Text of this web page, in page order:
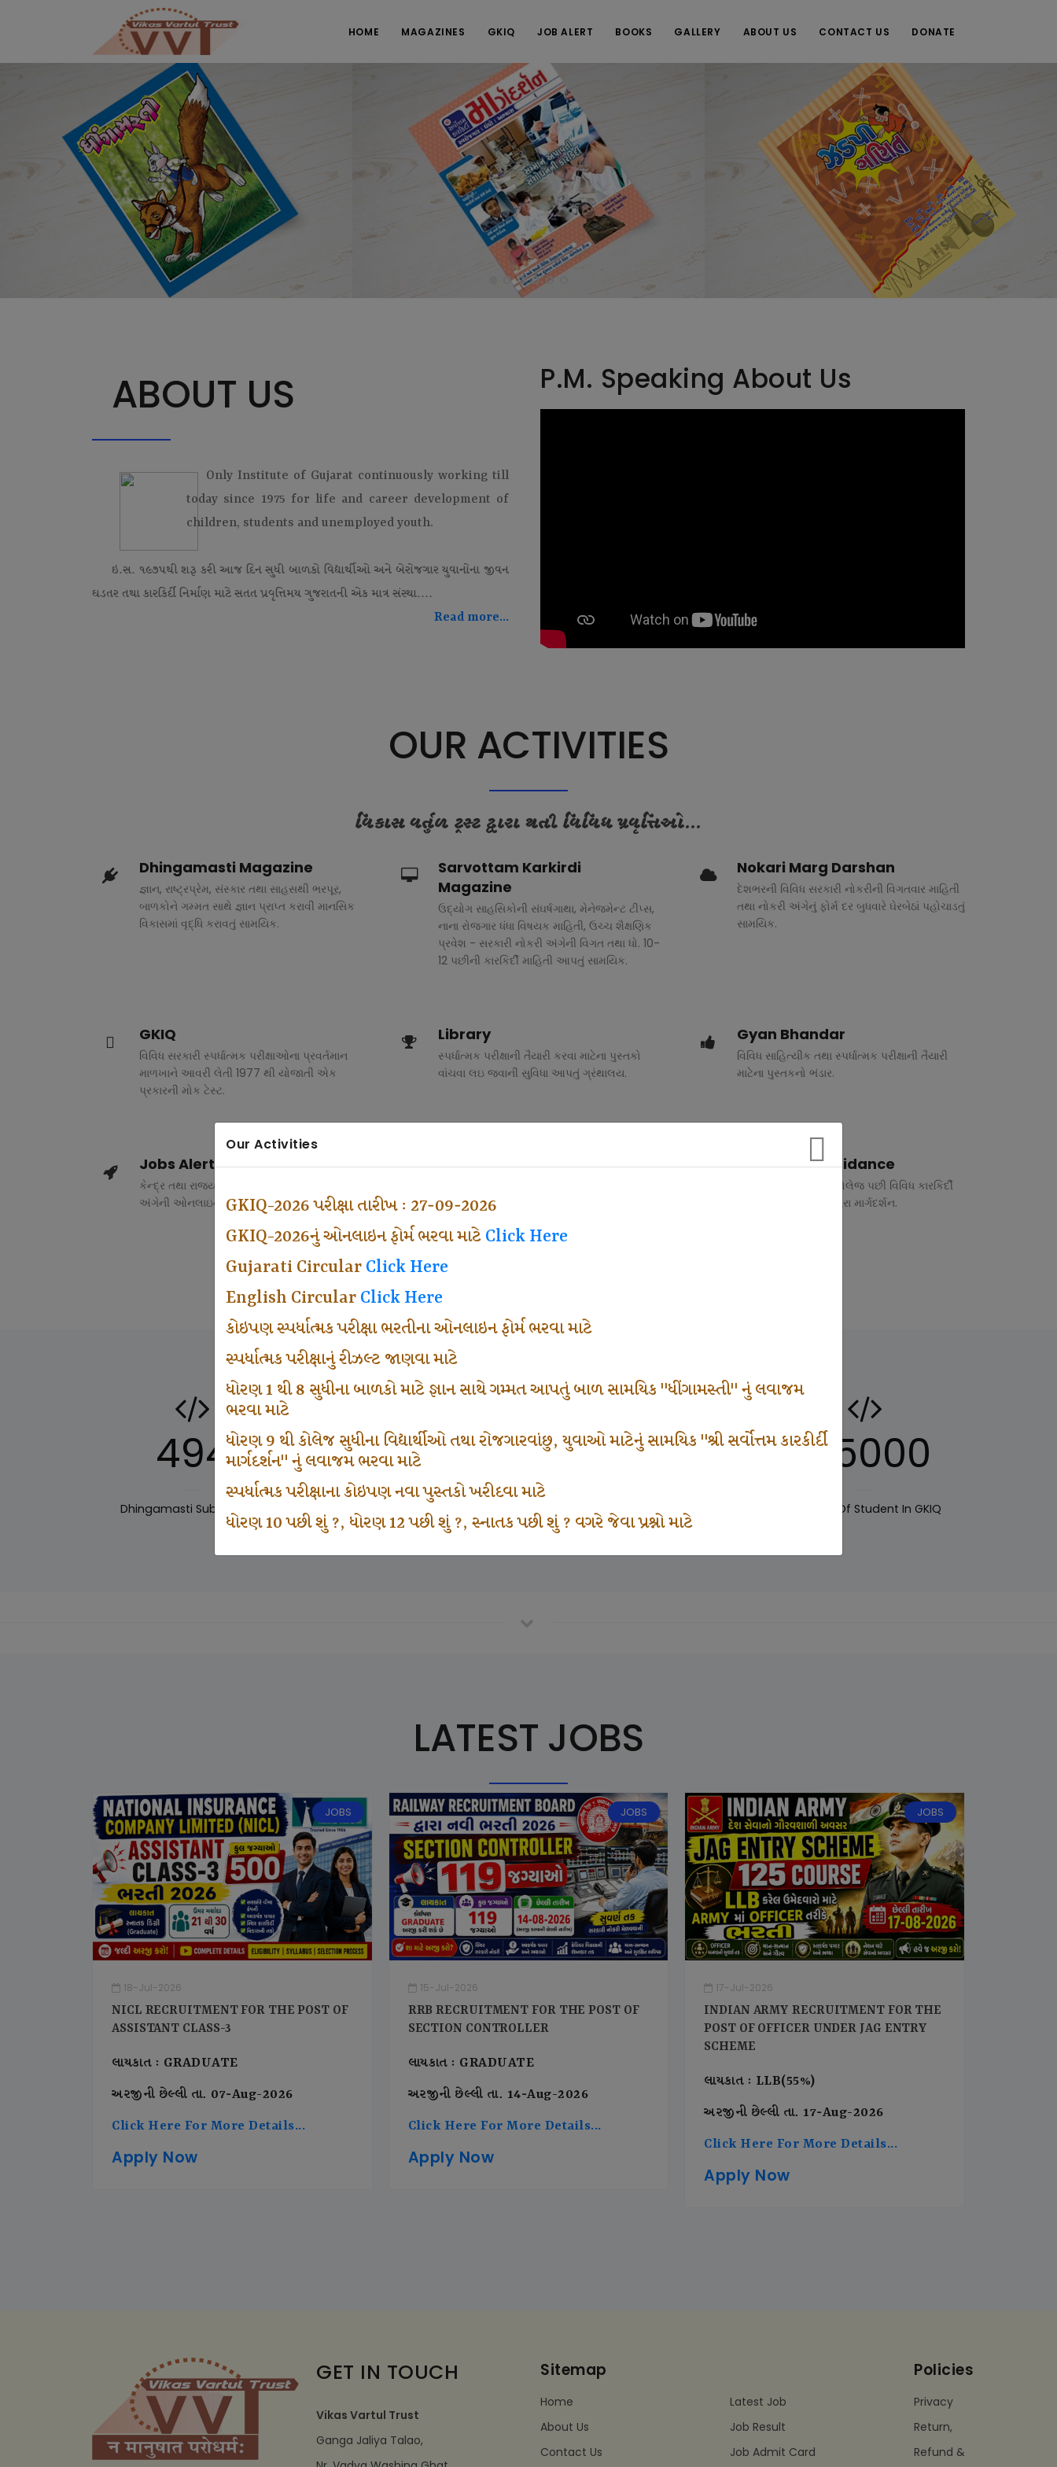
HOME MAGAZINES GKIQ JOB ALERT BOOKS GALLERY ABOUT US CONTACT US DONATE
Our Activities
GKIQ-2026 પરીક્ષા તારીખ : 27-09-2026
GKIQ-2026નું ઓનલાઇન ફોર્મ ભરવા માટે Click Here
Gujarati Circular Click Here
English Circular Click Here
કોઇપણ સ્પર્ધાત્મક પરીક્ષા ભરતીના ઓનલાઇન ફોર્મ ભરવા માટે
સ્પર્ધાત્મક પરીક્ષાનું રીઝલ્ટ જાણવા માટે
ધોરણ 1 થી 8 સુધીના બાળકો માટે જ્ઞાન સાથે ગમ્મત આપતું બાળ સામયિક "ધીંગામસ્તી" નું લવાજમ
ભરવા માટે
ધોરણ 9 થી કોલેજ સુધીના વિદ્યાર્થીઓ તથા રોજગારવાંછુ, યુવાઓ માટેનું સામયિક "શ્રી સર્વોત્તમ કારકીર્દી
માર્ગદર્શન" નું લવાજમ ભરવા માટે
સ્પર્ધાત્મક પરીક્ષાના કોઇપણ નવા પુસ્તકો ખરીદવા માટે
ધોરણ 10 પછી શું ?, ધોરણ 12 પછી શું ?, સ્નાતક પછી શું ? વગરે જેવા પ્રશ્નો માટે
ABOUT US
Only Institute of Gujarat continuously working till
today since 1975 for life and career development of
children, students and unemployed youth.
ઇ.સ. ૧૯૭૫થી શરૂ કરી આજ દિન સુધી બાળકો વિદ્યાર્થીઓ અને બેરોજગાર યુવાનોના જીવન
ઘડતર તથા કારકિર્દી નિર્માણ માટે સતત પ્રવૃત્તિમય ગુજરાતની એક માત્ર સંસ્થા....
Read more...
P.M. Speaking About Us
OUR ACTIVITIES
વિકાસ વર્તુળ ટ્રસ્ટ દ્વારા થતી વિવિધ પ્રવૃત્તિઓ...
Dhingamasti Magazine
જ્ઞાન, રાષ્ટ્રપ્રેમ, સંસ્કાર તથા સાહસથી ભરપૂર,
બાળકોને ગમ્મત સાથે જ્ઞાન પ્રાપ્ત કરાવી માનસિક
વિકાસમાં વૃદ્ધિ કરાવતું સામયિક.
Sarvottam Karkirdi
Magazine
ઉદ્યોગ સાહસિકોની સંઘર્ષગાથા, મેનેજમેન્ટ ટીપ્સ,
નાના રોજગાર ધંધા વિષયક માહિતી, ઉચ્ચ શૈક્ષણિક
પ્રવેશ - સરકારી નોકરી અંગેની વિગત તથા ધો. 10-
12 પછીની કારકિર્દી માહિતી આપતું સામયિક.
Nokari Marg Darshan
દેશભરની વિવિધ સરકારી નોકરીની વિગતવાર માહિતી
તથા નોકરી અંગેનું ફોર્મ દર બુધવારે ઘેરબેઠાં પહોચાડતું
સામયિક.
GKIQ
વિવિધ સરકારી સ્પર્ધાત્મક પરીક્ષાઓના પ્રવર્તમાન
માળખાને આવરી લેતી 1977 થી યોજાતી એક
પ્રકારની મોક ટેસ્ટ.
Library
સ્પર્ધાત્મક પરીક્ષાની તૈયારી કરવા માટેના પુસ્તકો
વાંચવા લઇ જવાની સુવિધા આપતું ગ્રંથાલય.
Gyan Bhandar
વિવિધ સાહિત્યીક તથા સ્પર્ધાત્મક પરીક્ષાની તૈયારી
માટેના પુસ્તકનો ભંડાર.
Jobs Alert
કેન્દ્ર તથા રાજ્ય સરકારના વિવિધ વિભાગોમાં ભરતી
અંગેની ઓનલાઇન માહિતી.
Competitive Exam Class
હેતુ ફક્ત વ્યવસ્થા ખર્ચ લઇ ચલાવતા વર્ગ.
Vocational Guidance
ધોરણ 10 અને 12 તથા કોલેજ પછી વિવિધ કારકિર્દી
અંગે રૂબરુ તથા ફોન દ્વારા માર્ગદર્શન.
494
Dhingamasti Subscription
665 1000 125000
Number Of Student In GKIQ
LATEST JOBS
JOBS
18-Jul-2026
NICL RECRUITMENT FOR THE POST OF
ASSISTANT CLASS-3
લાયકાત : GRADUATE
અરજીની છેલ્લી તા. 07-Aug-2026
Click Here For More Details...
Apply Now
JOBS
15-Jul-2026
RRB RECRUITMENT FOR THE POST OF
SECTION CONTROLLER
લાયકાત : GRADUATE
અરજીની છેલ્લી તા. 14-Aug-2026
Click Here For More Details...
Apply Now
JOBS
17-Jul-2026
INDIAN ARMY RECRUITMENT FOR THE
POST OF OFFICER UNDER JAG ENTRY
SCHEME
લાયકાત : LLB(55%)
અરજીની છેલ્લી તા. 17-Aug-2026
Click Here For More Details...
Apply Now
GET IN TOUCH
Vikas Vartul Trust
Ganga Jaliya Talao,
Sitemap
Home
About Us
Contact Us
Latest Job
Job Result
Job Admit Card
Policies
Privacy
Return,
Refund &